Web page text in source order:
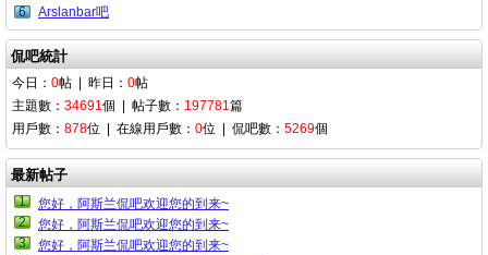
6
Arslanbar吧
侃吧統計
今日： 0帖 | 昨日： 0帖
主題數： 34691個 | 帖子數： 197781篇
用戶數： 878位 | 在線用戶數： 0位 | 侃吧數： 5269個
最新帖子
1
您好，阿斯兰侃吧欢迎您的到来~
2
您好，阿斯兰侃吧欢迎您的到来~
3
您好，阿斯兰侃吧欢迎您的到来~